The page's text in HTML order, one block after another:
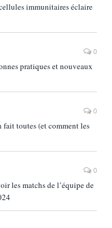
immunitaires éclaire
0
pratiques et nouveaux
0
fait toutes (et comment les
0
les matchs de l’équipe de